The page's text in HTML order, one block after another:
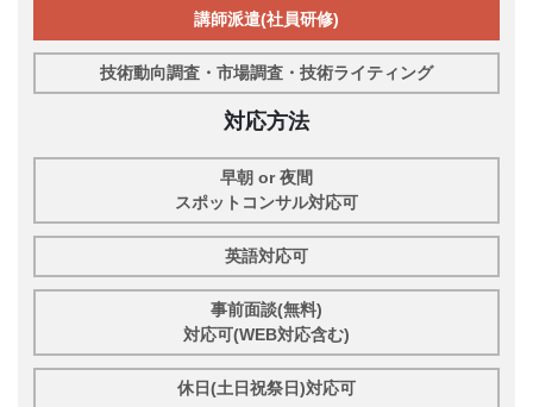
講師派遣(社員研修)
技術動向調査・市場調査・技術ライティング
対応方法
早朝 or 夜間
スポットコンサル対応可
英語対応可
事前面談(無料)
対応可(WEB対応含む)
休日(土日祝祭日)対応可